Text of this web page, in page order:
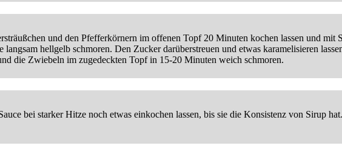
und den Pfefferkörnern im offenen Topf 20 Minuten kochen lassen und
hellgelb schmoren. Den Zucker darüberstreuen und etwas karamelisieren
die Zwiebeln im zugedeckten Topf in 15-20 Minuten weich schmoren.
bei starker Hitze noch etwas einkochen lassen, bis sie die Konsistenz von Sirup